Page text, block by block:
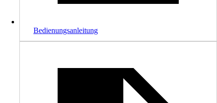
Bedienungsanleitung